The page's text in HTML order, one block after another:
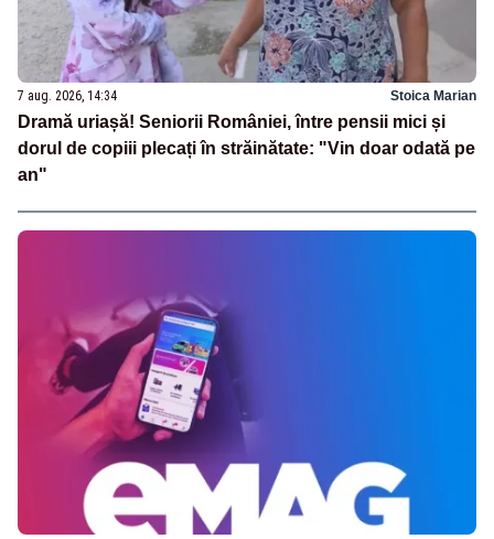
7 aug. 2026, 14:34 Stoica Marian
Dramă uriașă! Seniorii României, între pensii mici și
dorul de copiii plecați în străinătate: "Vin doar odată pe
an"